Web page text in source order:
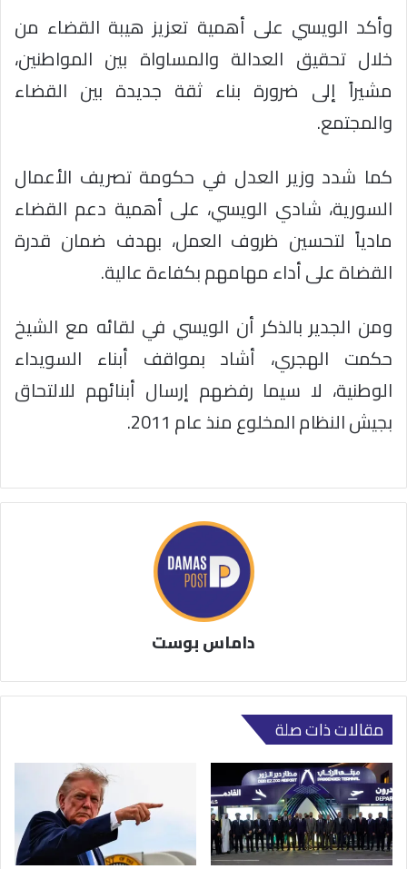
وأكد الويسي على أهمية تعزيز هيبة القضاء من
خلال تحقيق العدالة والمساواة بين المواطنين،
مشيراً إلى ضرورة بناء ثقة جديدة بين القضاء
والمجتمع.
كما شدد وزير العدل في حكومة تصريف الأعمال
السورية، شادي الويسي، على أهمية دعم القضاء
مادياً لتحسين ظروف العمل، بهدف ضمان قدرة
القضاة على أداء مهامهم بكفاءة عالية.
ومن الجدير بالذكر أن الويسي في لقائه مع الشيخ
حكمت الهجري، أشاد بمواقف أبناء السويداء
الوطنية، لا سيما رفضهم إرسال أبنائهم للالتحاق
بجيش النظام المخلوع منذ عام 2011.
داماس بوست
مقالات ذات صلة